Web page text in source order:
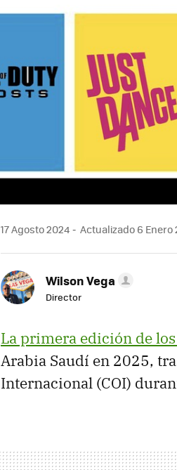
17 Agosto 2024 Actualizado 6 Enero
Wilson Vega
Director
La primera edición de
Arabia Saudí en 2025,
Internacional (COI)